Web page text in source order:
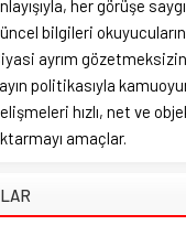
her görüşe
bilgileri
ayrım
politikasıyla
hızlı, net ve
amaçlar.